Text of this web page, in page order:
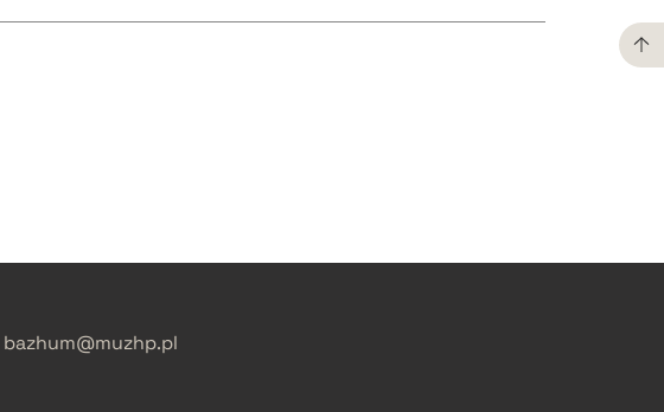
pobierz cytat
bazhum@muzhp.pl